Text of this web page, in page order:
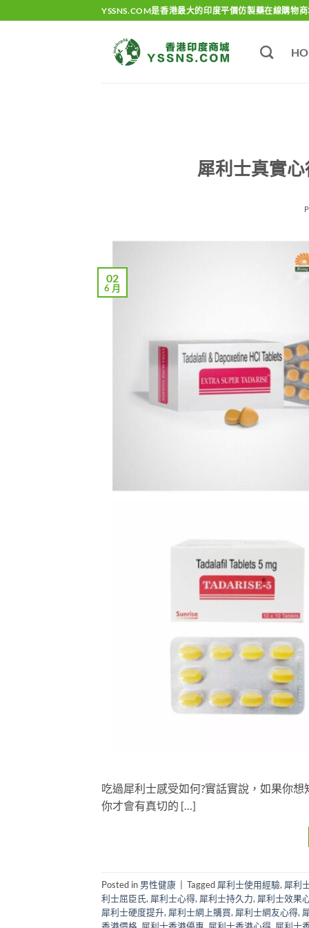
to
YSSNS.COM是香港最大的印度平價仿製藥在線購物商
犀利士真實
02
6 月
吃過犀利士感受如何?實話實說，如果你
你才會有真切的 […]
Posted in 男性健康 Tagged 犀利士使用經驗, 犀利
利士屈臣氏, 犀利士心得, 犀利士持久力, 犀利士效果
犀利士硬度提升, 犀利士網上購買, 犀利士網友心得,
香港價格, 犀利士香港優惠, 犀利士香港心得, 犀利士